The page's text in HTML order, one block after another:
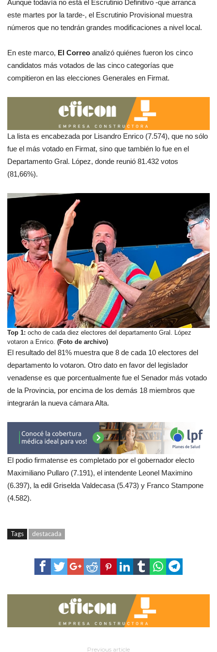
Aunque todavía no está el Escrutinio Definitivo -que arranca
este martes por la tarde-, el Escrutinio Provisional muestra
números que no tendrán grandes modificaciones a nivel local.
En este marco, El Correo analizó quiénes fueron los cinco
candidatos más votados de las cinco categorías que
compitieron en las elecciones Generales en Firmat.
La lista es encabezada por Lisandro Enrico (7.574), que no sólo
fue el más votado en Firmat, sino que también lo fue en el
Departamento Gral. López, donde reunió 81.432 votos
(81,66%).
Top 1: ocho de cada diez electores del departamento Gral. López
votaron a Enrico. (Foto de archivo)
El resultado del 81% muestra que 8 de cada 10 electores del
departamento lo votaron. Otro dato en favor del legislador
venadense es que porcentualmente fue el Senador más votado
de la Provincia, por encima de los demás 18 miembros que
integrarán la nueva cámara Alta.
El podio firmatense es completado por el gobernador electo
Maximiliano Pullaro (7.191), el intendente Leonel Maximino
(6.397), la edil Griselda Valdecasa (5.473) y Franco Stampone
(4.582).
Tags destacada
Previous article